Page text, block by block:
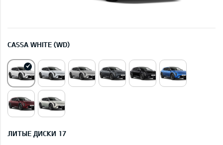
CASSA WHITE (WD)
ЛИТЫЕ ДИСКИ 17